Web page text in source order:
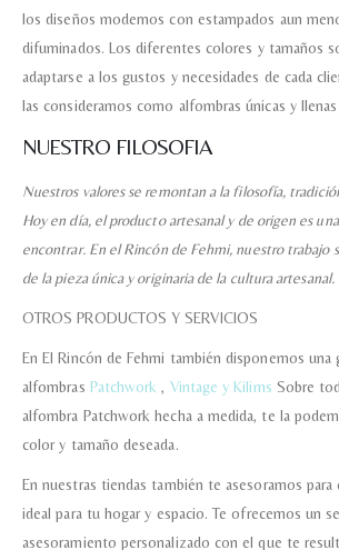
los diseños modernos con estampados aun
difuminados. Los diferentes colores y tamaños
adaptarse a los gustos y necesidades de cada
las consideramos como alfombras únicas y
NUESTRO FILOSOFIA
Nuestros valores se remontan a la filosofía,
Hoy en día, el producto artesanal y de origen es
encontrar. En el Rincón de Fehmi, nuestro trabajo
de la pieza única y originaria de la cultura artesanal.
OTROS PRODUCTOS Y SERVICIOS
En El Rincón de Fehmi también disponemos una
alfombras Patchwork , Vintage y Kilims Sobre
alfombra Patchwork hecha a medida, te la
color y tamaño deseada.
En nuestras tiendas también te asesoramos
ideal para tu hogar y espacio. Te ofrecemos un
asesoramiento personalizado con el que te